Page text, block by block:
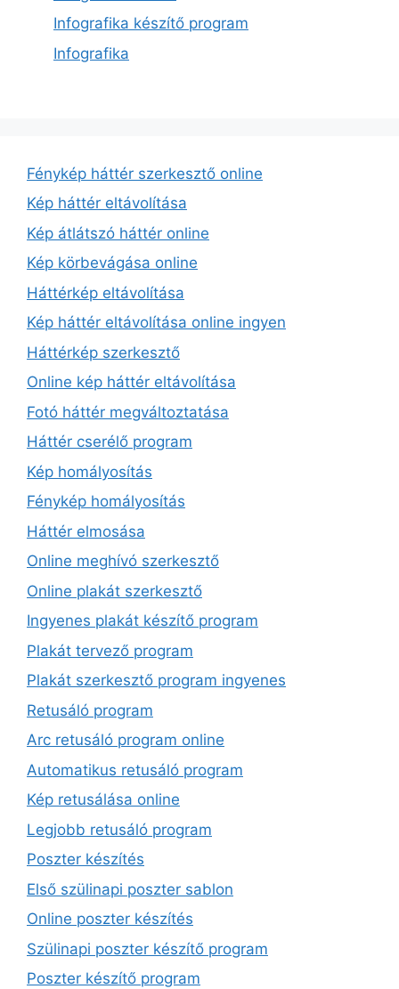
Infografika készítő program
Infografika
Fénykép háttér szerkesztő online
Kép háttér eltávolítása
Kép átlátszó háttér online
Kép körbevágása online
Háttérkép eltávolítása
Kép háttér eltávolítása online ingyen
Háttérkép szerkesztő
Online kép háttér eltávolítása
Fotó háttér megváltoztatása
Háttér cserélő program
Kép homályosítás
Fénykép homályosítás
Háttér elmosása
Online meghívó szerkesztő
Online plakát szerkesztő
Ingyenes plakát készítő program
Plakát tervező program
Plakát szerkesztő program ingyenes
Retusáló program
Arc retusáló program online
Automatikus retusáló program
Kép retusálása online
Legjobb retusáló program
Poszter készítés
Első szülinapi poszter sablon
Online poszter készítés
Szülinapi poszter készítő program
Poszter készítő program